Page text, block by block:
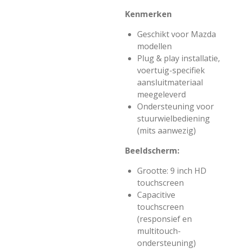
Kenmerken
Geschikt voor Mazda
modellen
Plug & play installatie,
voertuig-specifiek
aansluitmateriaal
meegeleverd
Ondersteuning voor
stuurwielbediening
(mits aanwezig)
Beeldscherm:
Grootte: 9 inch HD
touchscreen
Capacitive
touchscreen
(responsief en
multitouch-
ondersteuning)